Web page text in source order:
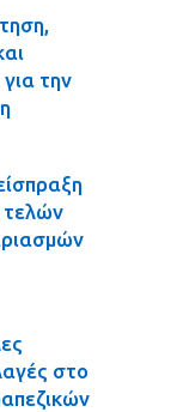
για την
τελών
στο